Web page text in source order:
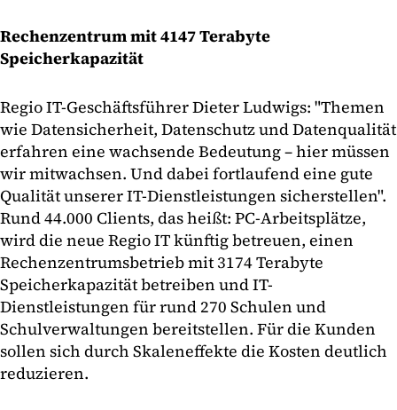
Rechenzentrum mit 4147 Terabyte
Speicherkapazität
Regio IT-Geschäftsführer Dieter Ludwigs: "Themen
wie Datensicherheit, Datenschutz und Datenqualität
erfahren eine wachsende Bedeutung – hier müssen
wir mitwachsen. Und dabei fortlaufend eine gute
Qualität unserer IT-Dienstleistungen sicherstellen".
Rund 44.000 Clients, das heißt: PC-Arbeitsplätze,
wird die neue Regio IT künftig betreuen, einen
Rechenzentrumsbetrieb mit 3174 Terabyte
Speicherkapazität betreiben und IT-
Dienstleistungen für rund 270 Schulen und
Schulverwaltungen bereitstellen. Für die Kunden
sollen sich durch Skaleneffekte die Kosten deutlich
reduzieren.